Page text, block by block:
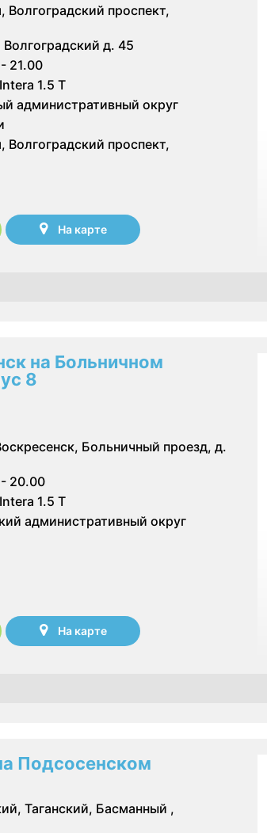
Волгоградский проспект,
д. 45
21.00
1.5 T
административный округ
Волгоградский проспект,
На карте
на Больничном
8
Больничный проезд, д.
20.00
1.5 T
административный округ
На карте
Подсосенском
Таганский, Басманный ,